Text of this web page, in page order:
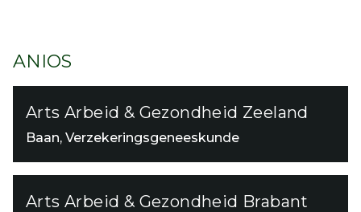
ANIOS
Arts Arbeid & Gezondheid Zeeland
Baan, Verzekeringsgeneeskunde
Arts Arbeid & Gezondheid Brabant